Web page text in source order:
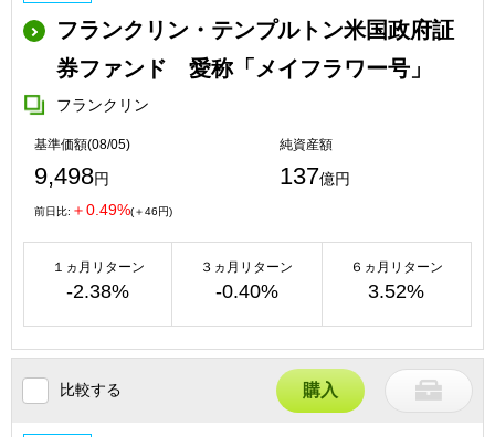
フランクリン・テンプルトン米国政府証
券ファンド 愛称「メイフラワー号」
フランクリン
基準価額(08/05)
9,498円
純資産額
137億円
前日比: ＋0.49%(＋46円)
１ヵ月リターン
-2.38%
３ヵ月リターン
-0.40%
６ヵ月リターン
3.52%
比較する 購入